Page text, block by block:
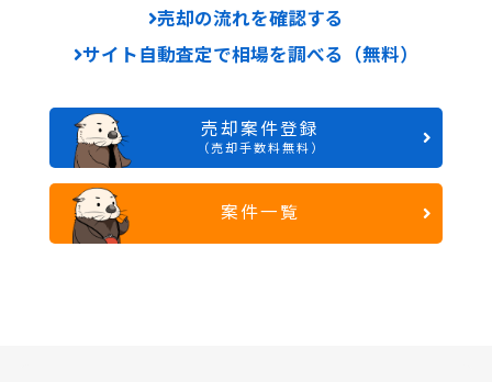
売却の流れを確認する
サイト自動査定で相場を調べる（無料）
売却案件登録
（売却手数料無料）
案件一覧